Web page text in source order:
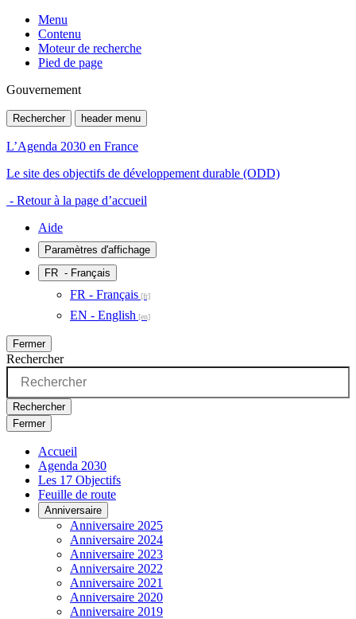
Menu
Contenu
Moteur de recherche
Pied de page
Gouvernement
Rechercher header menu
L’Agenda 2030 en France
Le site des objectifs de développement durable (ODD)
- Retour à la page d’accueil
Aide
Paramètres d'affichage
FR - Français
FR - Français
EN - English
Fermer
Rechercher
Rechercher
Fermer
Accueil
Agenda 2030
Les 17 Objectifs
Feuille de route
Anniversaire
Anniversaire 2025
Anniversaire 2024
Anniversaire 2023
Anniversaire 2022
Anniversaire 2021
Anniversaire 2020
Anniversaire 2019